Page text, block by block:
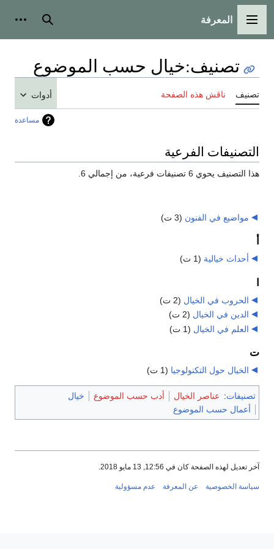
القائمة الرئيسية
المعرفة بحث
تصنيف:خيال حسب الموضوع
تصنيف ناقش هذه الصفحة أدوات
مساعدة
التصنيفات الفرعية
هذا التصنيف يحوي 6 تصنيفات فرعية، من إجمالي 6.
مواضيع في الفنون (3 ت)
أحداث خيالية (1 ت)
الحروب في الخيال (2 ت)
الدين في الخيال (2 ت)
العلم في الخيال (1 ت)
ت
الخيال حول التكنولوجيا (1 ت)
تصنيفات: عناصر الخيال أدب حسب الموضوع
خيال
أعمال حسب الموضوع
آخر تعديل لهذه الصفحة كان في 12:56, 13 مايو 2018.
سياسة الخصوصية عن المعرفة عدم مسؤولية